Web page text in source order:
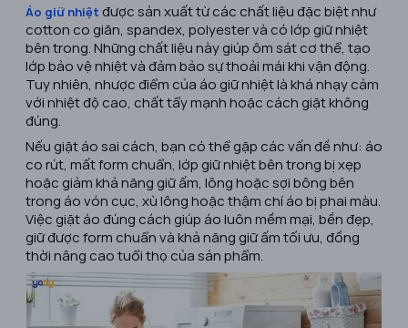
Áo giữ nhiệt được sản xuất từ các chất liệu đặc biệt như
cotton co giãn, spandex, polyester và có lớp giữ nhiệt
bên trong. Những chất liệu này giúp ôm sát cơ thể, tạo
lớp bảo vệ nhiệt và đảm bảo sự thoải mái khi vận động.
Tuy nhiên, nhược điểm của áo giữ nhiệt là khá nhạy cảm
với nhiệt độ cao, chất tẩy mạnh hoặc cách giặt không
đúng.
Nếu giặt áo sai cách, bạn có thể gặp các vấn đề như: áo
co rút, mất form chuẩn, lớp giữ nhiệt bên trong bị xẹp
hoặc giảm khả năng giữ ấm, lông hoặc sợi bông bên
trong áo vón cục, xù lông hoặc thậm chí áo bị phai màu.
Việc giặt áo đúng cách giúp áo luôn mềm mại, bền đẹp,
giữ được form chuẩn và khả năng giữ ấm tối ưu, đồng
thời nâng cao tuổi thọ của sản phẩm.